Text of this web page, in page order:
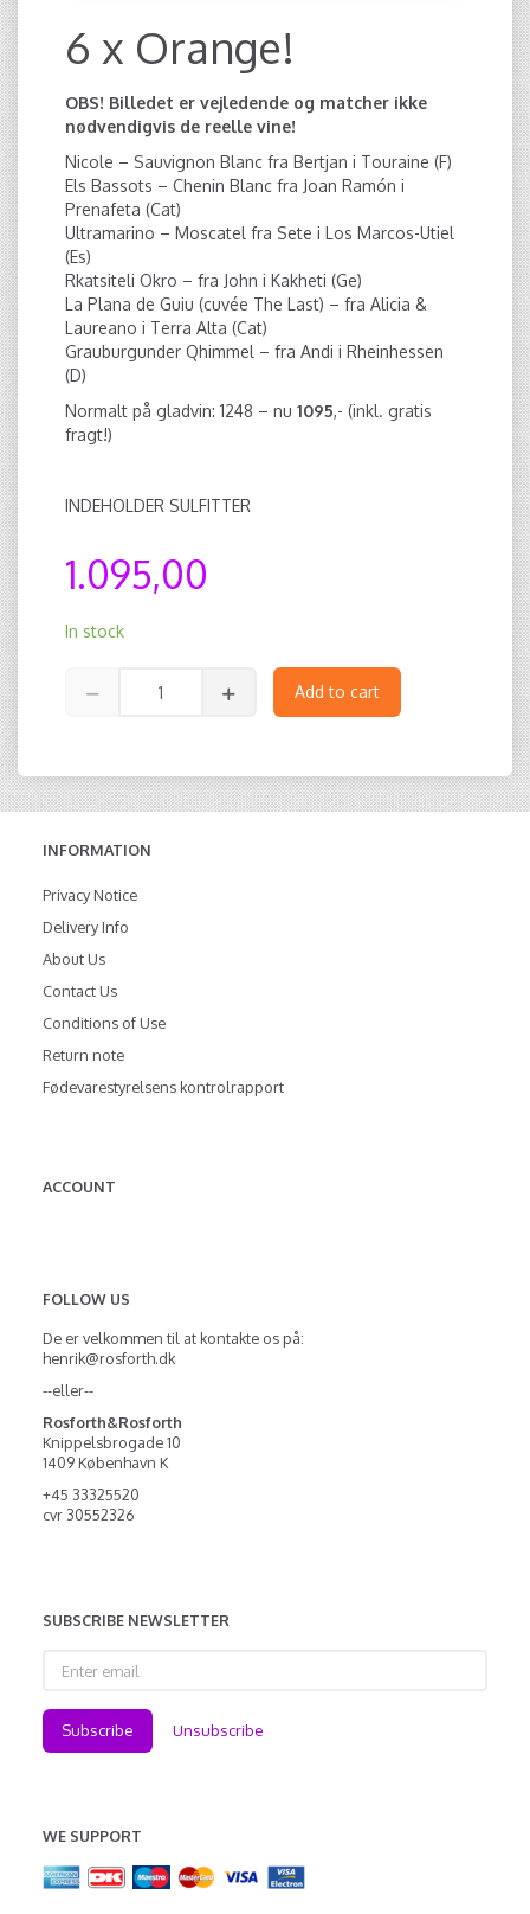
6 x Orange!
OBS! Billedet er vejledende og matcher ikke
nødvendigvis de reelle vine!
Nicole – Sauvignon Blanc fra Bertjan i Touraine (F)
Els Bassots – Chenin Blanc fra Joan Ramón i
Prenafeta (Cat)
Ultramarino – Moscatel fra Sete i Los Marcos-Utiel
(Es)
Rkatsiteli Okro – fra John i Kakheti (Ge)
La Plana de Guiu (cuvée The Last) – fra Alicia &
Laureano i Terra Alta (Cat)
Grauburgunder Qhimmel – fra Andi i Rheinhessen
(D)
Normalt på gladvin: 1248 – nu 1095,- (inkl. gratis
fragt!)
INDEHOLDER SULFITTER
1.095,00
In stock
Add to cart
INFORMATION
Privacy Notice
Delivery Info
About Us
Contact Us
Conditions of Use
Return note
Fødevarestyrelsens kontrolrapport
ACCOUNT
FOLLOW US
De er velkommen til at kontakte os på:
henrik@rosforth.dk
--eller--
Rosforth&Rosforth
Knippelsbrogade 10
1409 København K
+45 33325520
cvr 30552326
SUBSCRIBE NEWSLETTER
email
Subscribe Unsubscribe
WE SUPPORT